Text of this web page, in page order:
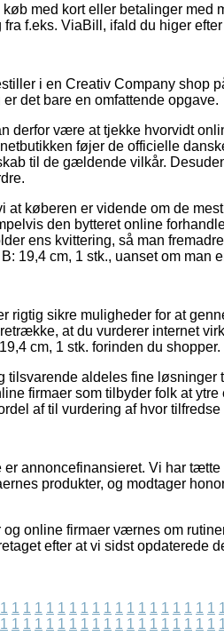
med kort eller betalinger med
f.eks. ViaBill, ifald du higer
i en Creativ Company shop
det bare en omfattende opgave.
derfor være at tjekke hvorvidt
føjer de officielle
til de gældende vilkår.
at køberen er vidende om de
den bytteret online
ens kvittering, så man
19,4 cm, 1 stk., uanset om man
rigtig sikre muligheder for at
at du vurderer internet
cm, 1 stk. forinden du shopper.
tilsvarende aldeles fine
firmaer som tilbyder folk at
af til vurdering af hvor tilfredse
er annoncefinansieret. Vi har
produkter, og modtager
og online firmaer værnes om
efter at vi sidst opdaterede
1 1 1 1 1 1 1 1 1 1 1 1 1 1 1 1 1 1 1
1 1 1 1 1 1 1 1 1 1 1 1 1 1 1 1 1 1 1